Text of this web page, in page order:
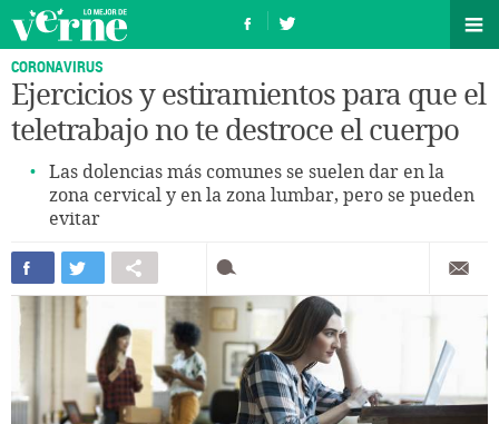
CORONAVIRUS
Ejercicios y estiramientos para que el
teletrabajo no te destroce el cuerpo
Las dolencias más comunes se suelen dar en la
zona cervical y en la zona lumbar, pero se pueden
evitar